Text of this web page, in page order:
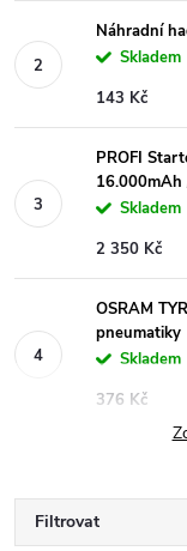
Náhradní
Skladem
143 Kč
PROFI
Skladem
2 350 Kč
OSRAM
pneumatiky
Skladem
376 Kč
Filtrovat